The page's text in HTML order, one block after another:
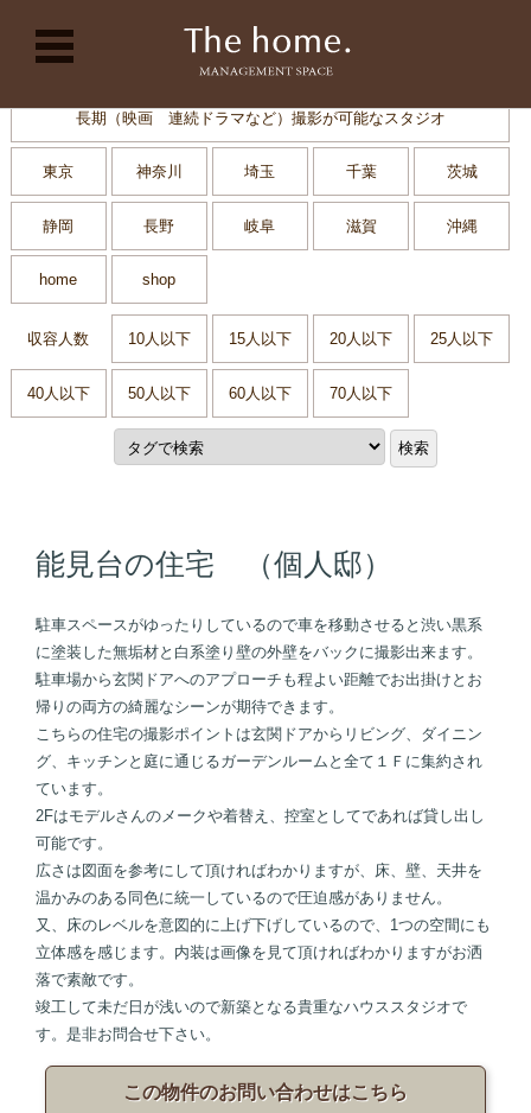
コンテンツに移動
長期（映画 連続ドラマなど）撮影が可能なスタジオ
東京 神奈川 埼玉 千葉 茨城
静岡 長野 岐阜 滋賀 沖縄
home shop
収容人数 10人以下 15人以下 20人以下 25人以下
40人以下 50人以下 60人以下 70人以下
能見台の住宅 （個人邸）
駐車スペースがゆったりしているので車を移動させると渋い黒系
に塗装した無垢材と白系塗り壁の外壁をバックに撮影出来ます。
駐車場から玄関ドアへのアプローチも程よい距離でお出掛けとお
帰りの両方の綺麗なシーンが期待できます。
こちらの住宅の撮影ポイントは玄関ドアからリビング、ダイニン
グ、キッチンと庭に通じるガーデンルームと全て１Ｆに集約され
ています。
2Fはモデルさんのメークや着替え、控室としてであれば貸し出し
可能です。
広さは図面を参考にして頂ければわかりますが、床、壁、天井を
温かみのある同色に統一しているので圧迫感がありません。
又、床のレベルを意図的に上げ下げしているので、1つの空間にも
立体感を感じます。内装は画像を見て頂ければわかりますがお洒
落で素敵です。
竣工して未だ日が浅いので新築となる貴重なハウススタジオで
す。是非お問合せ下さい。
この物件のお問い合わせはこちら